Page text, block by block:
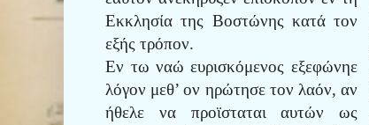
Εκκλησία της Βοστώνης κατά τον
εξής τρόπον.
Εν τω ναώ ευρισκόμενος εξεφώνηε
λόγον μεθ’ ον ηρώτησε τον λαόν, αν
ήθελε να προϊσταται αυτών ως